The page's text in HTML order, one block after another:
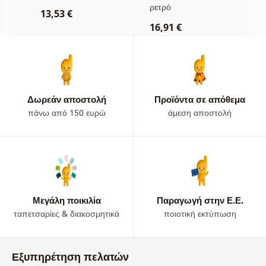
13,53 €
ρετρό
16,91 €
Δωρεάν αποστολή
πάνω από 150 ευρώ
Προϊόντα σε απόθεμα
άμεση αποστολή
Μεγάλη ποικιλία
ταπετσαρίες & διακοσμητικά
Παραγωγή στην Ε.Ε.
ποιοτική εκτύπωση
Εξυπηρέτηση πελατών